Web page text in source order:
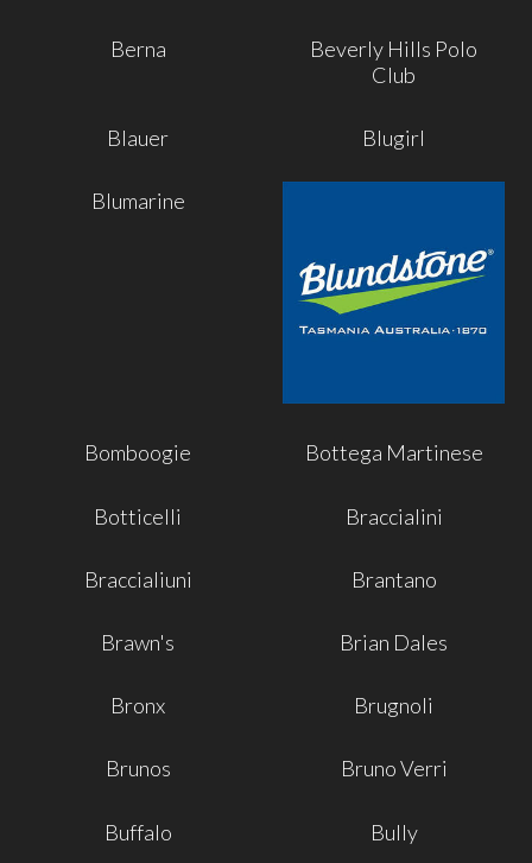
Berna
Beverly Hills Polo
Club
Blauer Blugirl
Blumarine
Bomboogie Bottega Martinese
Botticelli Braccialini
Braccialiuni Brantano
Brawn's Brian Dales
Bronx Brugnoli
Brunos Bruno Verri
Buffalo Bully